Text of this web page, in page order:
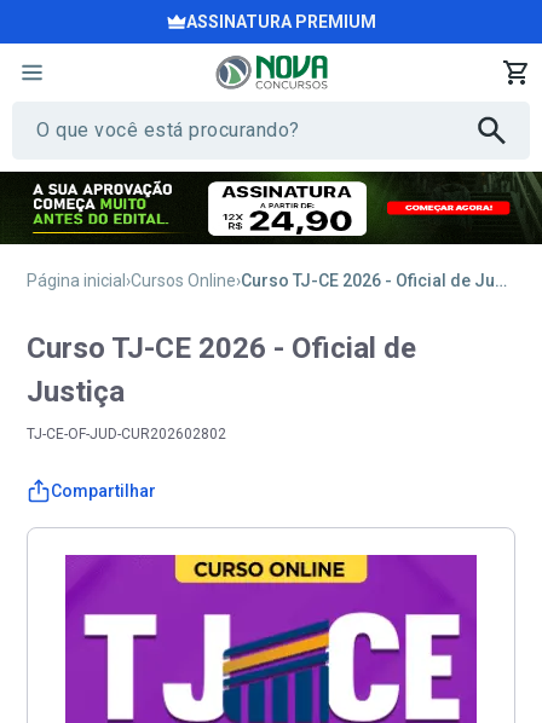
ASSINATURA PREMIUM
Página inicial Cursos Online Curso TJ-CE 2026 - Oficial de Justiça
Curso TJ-CE 2026 - Oficial de
Justiça
TJ-CE-OF-JUD-CUR202602802
Compartilhar